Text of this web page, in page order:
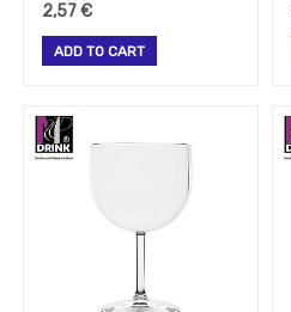
2,57€
ADD TO CART